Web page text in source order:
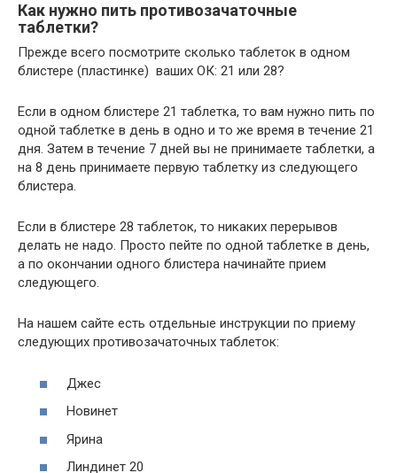
Как нужно пить противозачаточные
таблетки?
Прежде всего посмотрите сколько таблеток в одном
блистере (пластинке) ваших ОК: 21 или 28?
Если в одном блистере 21 таблетка, то вам нужно пить по
одной таблетке в день в одно и то же время в течение 21
дня. Затем в течение 7 дней вы не принимаете таблетки, а
на 8 день принимаете первую таблетку из следующего
блистера.
Если в блистере 28 таблеток, то никаких перерывов
делать не надо. Просто пейте по одной таблетке в день,
а по окончании одного блистера начинайте прием
следующего.
На нашем сайте есть отдельные инструкции по приему
следующих противозачаточных таблеток:
Джес
Новинет
Ярина
Линдинет 20